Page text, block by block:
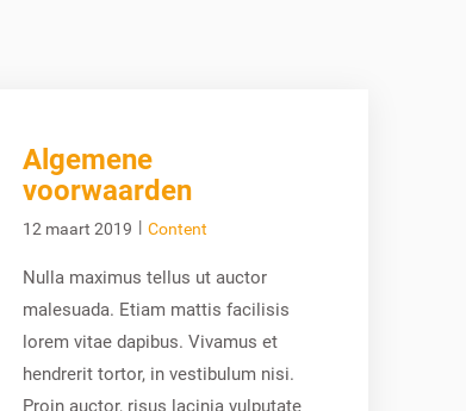
Algemene
voorwaarden
12 maart 2019 | Content
Nulla maximus tellus ut auctor
malesuada. Etiam mattis facilisis
lorem vitae dapibus. Vivamus et
hendrerit tortor, in vestibulum nisi.
Proin auctor, risus lacinia vulputate